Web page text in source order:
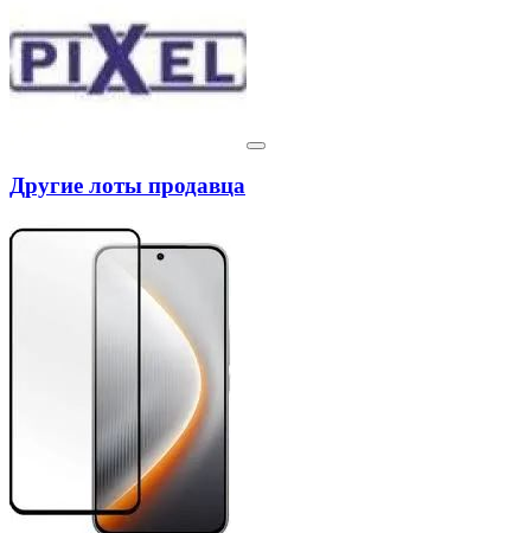
Другие лоты продавца